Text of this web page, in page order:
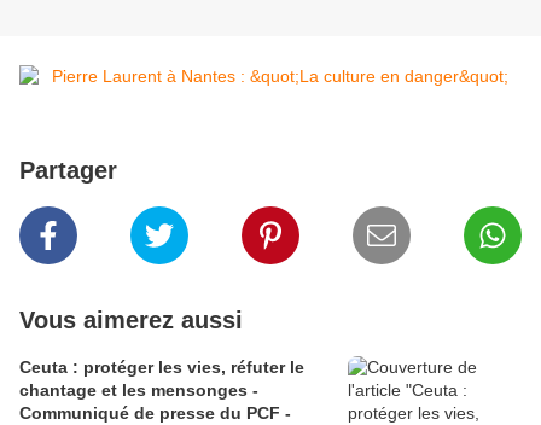
Partager
Vous aimerez aussi
Ceuta : protéger les vies, réfuter le
chantage et les mensonges -
Communiqué de presse du PCF -